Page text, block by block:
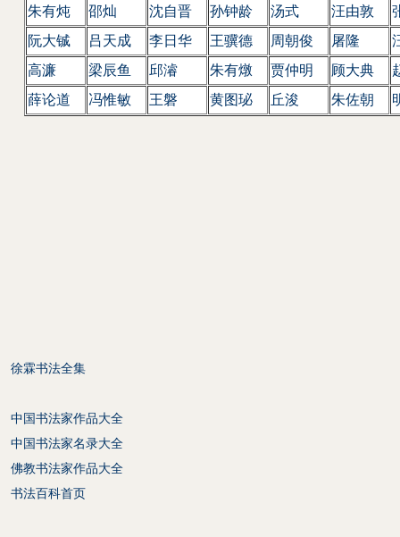
朱有炖
邵灿 沈自晋 孙钟龄 汤式 汪由敦
阮大铖
吕天成 李日华 王骥德 周朝俊 屠隆
高濂
梁辰鱼 邱濬 朱有燉 贾仲明 顾大典
薛论道
冯惟敏 王磐 黄图珌 丘浚 朱佐朝
徐霖书法全集
中国书法家作品大全
中国书法家名录大全
佛教书法家作品大全
书法百科首页